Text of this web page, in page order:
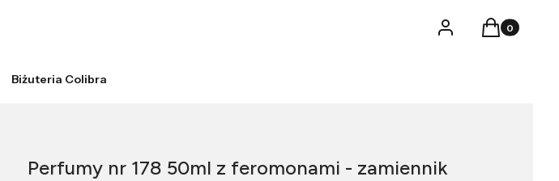
LogowanieProdukty w
Koszyk
Biżuteria Colibra
Perfumy nr 178 50ml z feromonami - zamiennik